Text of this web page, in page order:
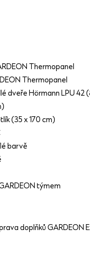
Thermopanel
Thermopanel
dveře Hörmann LPU 42
(35 x 170 cm)
barvě
týmem
doplňků GARDEON